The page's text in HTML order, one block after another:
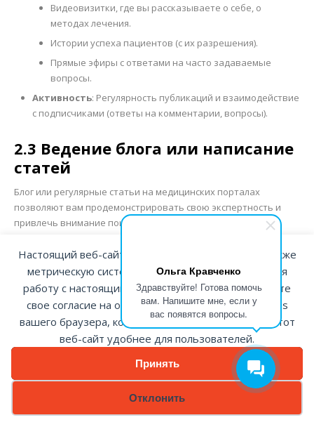
Ольга Кравченко
Здравствуйте! Готова помочь
вам. Напишите мне, если у
вас появятся вопросы.
Видеовизитки, где вы рассказываете о себе, о
методах лечения.
Истории успеха пациентов (с их разрешения).
Прямые эфиры с ответами на часто задаваемые
вопросы.
Активность: Регулярность публикаций и взаимодействие
с подписчиками (ответы на комментарии, вопросы).
2.3 Ведение блога или написание
статей
Блог или регулярные статьи на медицинских порталах
позволяют вам продемонстрировать свою экспертность и
привлечь внимание поисковых систем.
Публикации по актуальным темам
: Врачи могут писать
статьи на темы, которые интересуют их пациентов.
Например, «Как выбрать метод лечения болезни сердца?»
или «Как избежать травм при спортивных занятиях?»
Научные работы и исследования
: Публикации научных
статей или участия в исследованиях также показывают
2.4 Работа с отзывами пациентов
Отзывы играют ключевую роль в формировании вашего
Настоящий веб-сайт использует файлы cookie а также
метрическую систему Яндекс.Метрика. Продолжая
работу с настоящим веб-сайтом, вы подтверждаете
свое согласие на обработку/использование cookies
вашего браузера, которые помогают нам делать этот
веб-сайт удобнее для пользователей.
Принять
Отклонить